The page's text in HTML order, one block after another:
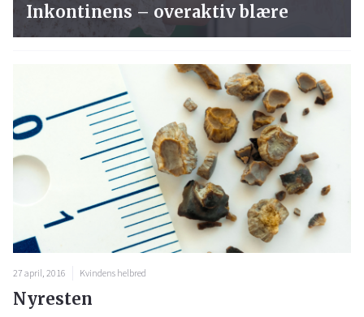
27 april, 2016 Kvindens helbred
Nyresten
Inkontinens – overaktiv blære